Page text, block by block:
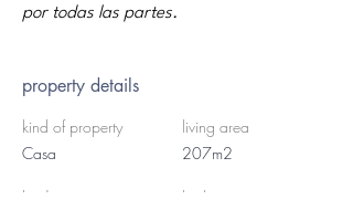
por todas las partes.
property details
kind of property
Casa
bedrooms
living area
207m2
bath